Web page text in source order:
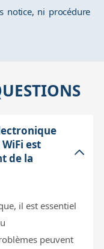
notice, ni procédure
est
de la
il est essentiel
peuvent